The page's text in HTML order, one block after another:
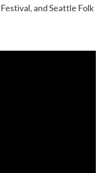
and Seattle Folk